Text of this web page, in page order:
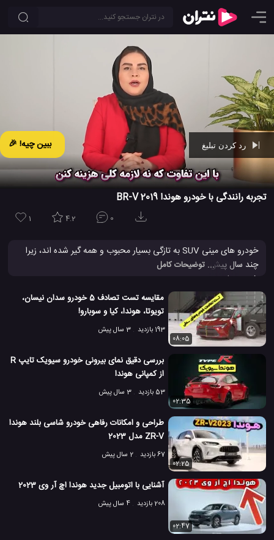
ببین چیه! 🎉
Ad -01:28
تجربه رانندگی با خودرو هوندا BR-V 2019
1 4.2 0
خودرو های مینی SUV به تازگی بسیار محبوب و همه گیر شده اند، زیرا
چند سال پیش چندین تولید کننده خاص و قدرتمند در خطوط تولید چنین
را منتشر کرده اند، یک ماشین کوچک بر اساس Mobilio.
#
BR-V 2019
#
Honda BR-V 2019
# خودرو BR-V 2019
# شرکت هوندا # هوندا
8 سال پیش اتومبیل ماشین ویدئو ویدئو های
... توضیحات کامل
مقایسه تست تصادف 5 خودرو سدان نیسان،
تویوتا، هوندا، کیا و سوبارو!
193 بازدید
3 سال پیش
08:05
بررسی دقیق نمای بیرونی خودرو سیویک تایپ R
از کمپانی هوندا
53 بازدید
3 سال پیش
02:35
طراحی و امکانات رفاهی خودرو شاسی بلند هوندا
ZR-V مدل 2023
67 بازدید
2 سال پیش
02:25
آشنایی با اتومبیل جدید هوندا اچ آر وی 2023
208 بازدید 4 سال پیش
02:47